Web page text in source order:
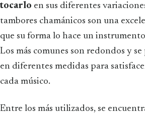
tocarlo en sus diferentes
tambores chamánicos son una
que su forma lo hace un
Los más comunes son redondos y
en diferentes medidas para
cada músico.
Entre los más utilizados, se